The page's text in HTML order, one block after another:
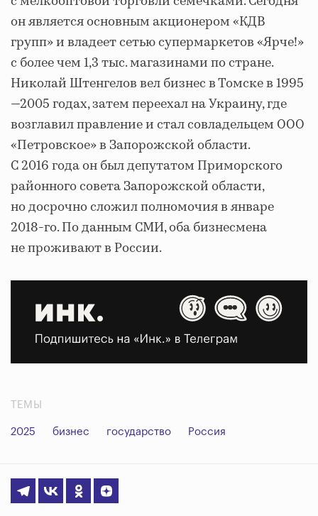
он является основным акционером «КДВ
групп» и владеет сетью супермаркетов «Ярче!»
с более чем 1,3 тыс. магазинами по стране.
Николай Штенгелов вел бизнес в Томске в 1995
—2005 годах, затем переехал на Украину, где
возглавил правление и стал совладельцем ООО
«Петровское» в Запорожской области.
С 2016 года он был депутатом Приморского
районного совета Запорожской области,
но досрочно сложил полномочия в январе
2018-го. По данным СМИ, оба бизнесмена
не проживают в России.
ТЕМЫ
2025 бизнес государство Россия